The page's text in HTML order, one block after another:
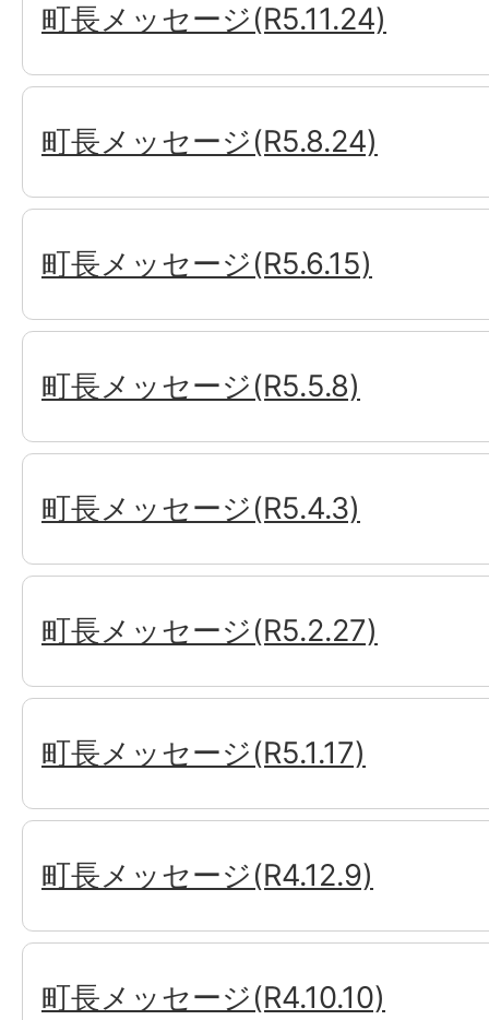
町長メッセージ(R5.11.24)
町長メッセージ(R5.8.24)
町長メッセージ(R5.6.15)
町長メッセージ(R5.5.8)
町長メッセージ(R5.4.3)
町長メッセージ(R5.2.27)
町長メッセージ(R5.1.17)
町長メッセージ(R4.12.9)
町長メッセージ(R4.10.10)